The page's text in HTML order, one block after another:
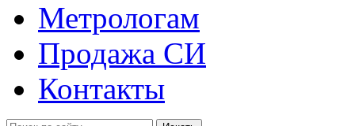
Метрологам
Продажа СИ
Контакты